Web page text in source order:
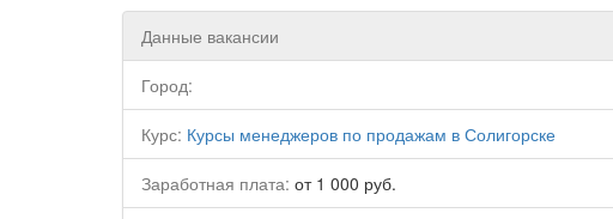
Данные вакансии
Город:
Курс: Курсы менеджеров по продажам в Солигорске
Заработная плата: от 1 000 руб.